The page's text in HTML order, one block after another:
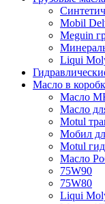
Mobil
Meguin
Liqui
Масло в
Масло
Масло
Motul
Мобил
Motul
Масло
75W90
75W80
Liqui